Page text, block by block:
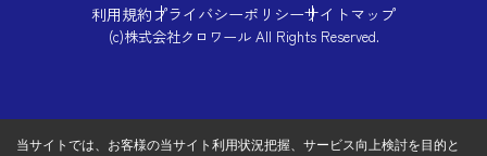
利用規約プライバシーポリシーサイトマップ
(c)株式会社クロワール All Rights Reserved.
当サイトでは、お客様の当サイト利用状況把握、サービス向上検討を目的と